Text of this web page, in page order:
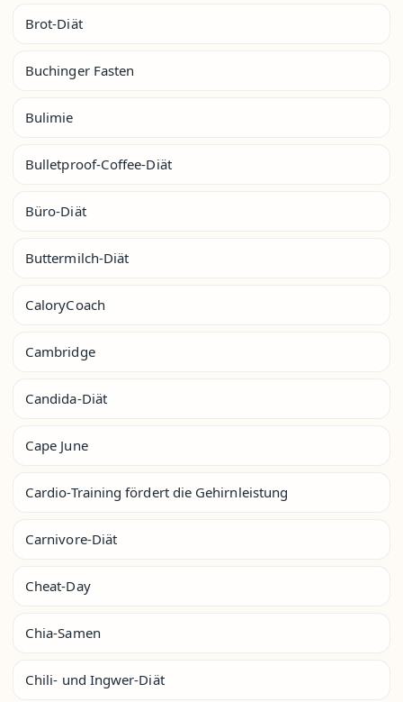
Brot-Diät
Buchinger Fasten
Bulimie
Bulletproof-Coffee-Diät
Büro-Diät
Buttermilch-Diät
CaloryCoach
Cambridge
Candida-Diät
Cape June
Cardio-Training fördert die Gehirnleistung
Carnivore-Diät
Cheat-Day
Chia-Samen
Chili- und Ingwer-Diät